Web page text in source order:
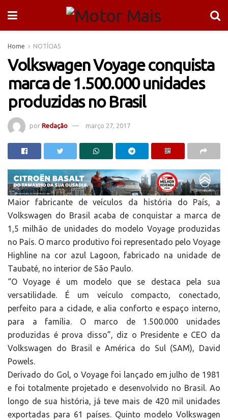
Home NOTÍCIAS
Volkswagen Voyage conquista
marca de 1.500.000 unidades
produzidas no Brasil
por Redação março 27, 2017
Maior fabricante de veículos da história do País, a
Volkswagen do Brasil acaba de conquistar a marca de
1,5 milhão de unidades do modelo Voyage produzidas
no País. O marco produtivo foi representado pelo Voyage
Highline na cor azul Lagoon, fabricado na unidade de
Taubaté, no interior de São Paulo.
“O Voyage é um modelo que se destaca pela sua
versatilidade. É um veículo compacto, conectado,
perfeito para a cidade, e alia conforto e espaço interno,
para a família. O marco de 1.500.000 unidades
produzidas é prova disso”, diz o Presidente e CEO da
Volkswagen do Brasil e América do Sul (SAM), David
Powels.
Derivado do Gol, o Voyage foi lançado em julho de 1981
e foi totalmente projetado e desenvolvido no Brasil. Ao
longo de sua história, já teve mais de 420 mil unidades
exportadas para 61 países. Quinto modelo Volkswagen